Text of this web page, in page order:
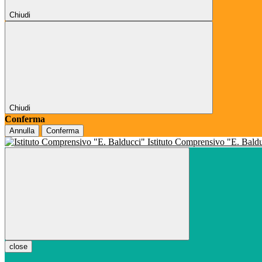
Chiudi
Chiudi
Conferma
Annulla Conferma
Istituto Comprensivo "E.
close